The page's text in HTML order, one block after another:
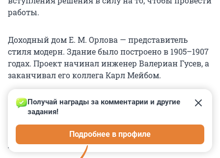
работы.
Доходный дом Е. М. Орлова — представитель
стиля модерн. Здание было построено в 1905–1907
годах. Проект начинал инженер Валериан Гусев, а
заканчивал его коллега Карл Мейбом.
КОММЕНТАРИИ 3
Получай награды за комментарии и другие
задания!
Подробнее в профиле